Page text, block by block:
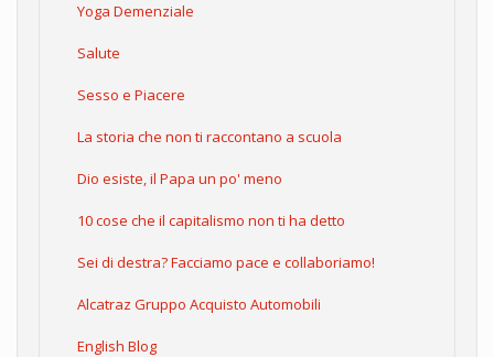
Yoga Demenziale
Salute
Sesso e Piacere
La storia che non ti raccontano a scuola
Dio esiste, il Papa un po' meno
10 cose che il capitalismo non ti ha detto
Sei di destra? Facciamo pace e collaboriamo!
Alcatraz Gruppo Acquisto Automobili
English Blog